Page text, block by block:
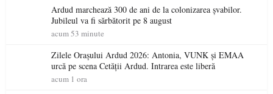
Ardud marchează 300 de ani de la colonizarea șvabilor.
Jubileul va fi sărbătorit pe 8 august
acum 53 minute
Zilele Orașului Ardud 2026: Antonia, VUNK și EMAA
urcă pe scena Cetății Ardud. Intrarea este liberă
acum 1 ora